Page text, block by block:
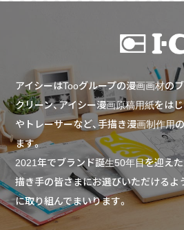
アイシーはTooグループの漫画画材の
クリーン、アイシー漫画原稿用紙をは
やトレーサーなど、手描き漫画制作用
ます。
2021年でブランド誕生50年目を迎え
描き手の皆さまにお選びいただけるよ
に取り組んでまいります。